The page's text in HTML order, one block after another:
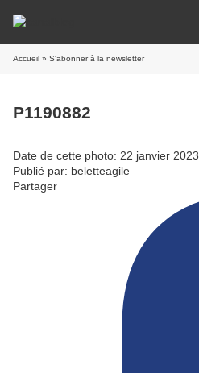
Accueil » S'abonner à la newsletter
P1190882
Date de cette photo: 22 janvier 2023
Publié par: beletteagile
Partager